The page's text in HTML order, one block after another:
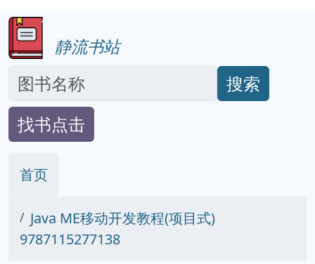
静流书站
搜索
找书点击
首页
Java ME移动开发教程(项目式)
9787115277138